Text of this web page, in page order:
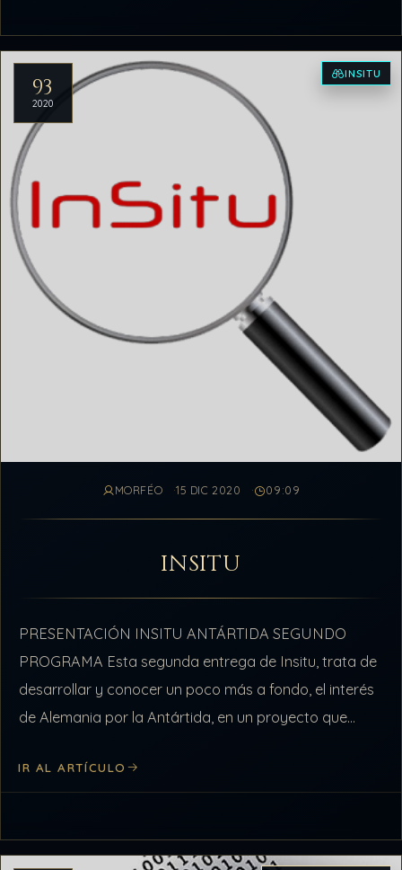
93
2020
INSITU
MORFÉO 15 DIC 2020 09:09
INSITU
PRESENTACIÓN INSITU ANTÁRTIDA SEGUNDO
PROGRAMA Esta segunda entrega de Insitu, trata de
desarrollar y conocer un poco más a fondo, el interés
de Alemania por la Antártida, en un proyecto que
IR AL ARTÍCULO